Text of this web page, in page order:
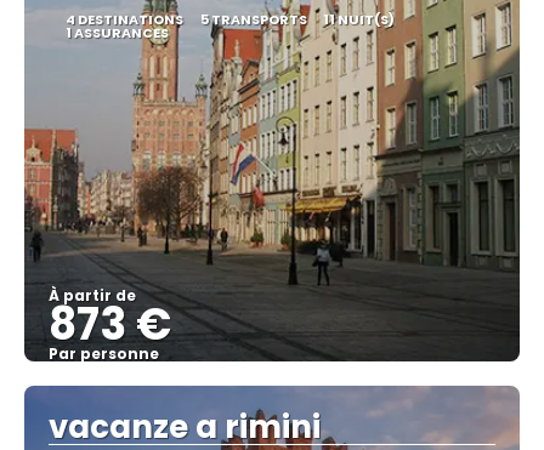
4 DESTINATIONS 5 TRANSPORTS 11 NUIT(S)
1 ASSURANCES
À partir de
873 €
Par personne
Afficher
vacanze a rimini